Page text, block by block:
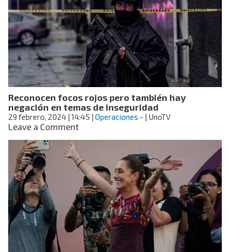
el
candidato
republicano
a
la
Presidencia
de
Estados
Unidos?
Reconocen focos rojos pero también hay
negación en temas de inseguridad
29 febrero, 2024 | 14:45 Operaciones - | UnoTV
Leave a Commenton
rojos
pero
también
hay
negación
en
temas
de
inseguridad